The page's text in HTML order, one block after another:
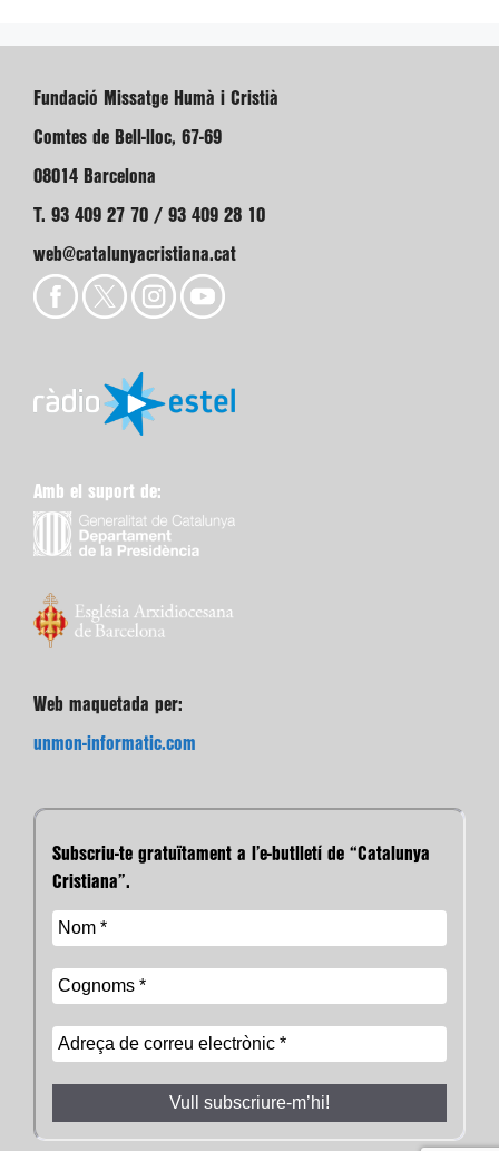
Fundació Missatge Humà i Cristià
Comtes de Bell-lloc, 67-69
08014 Barcelona
T. 93 409 27 70 / 93 409 28 10
web@catalunyacristiana.cat
Amb el suport de:
Web maquetada per:
unmon-informatic.com
Subscriu-te gratuïtament a l’e-butlletí de “Catalunya
Cristiana”.